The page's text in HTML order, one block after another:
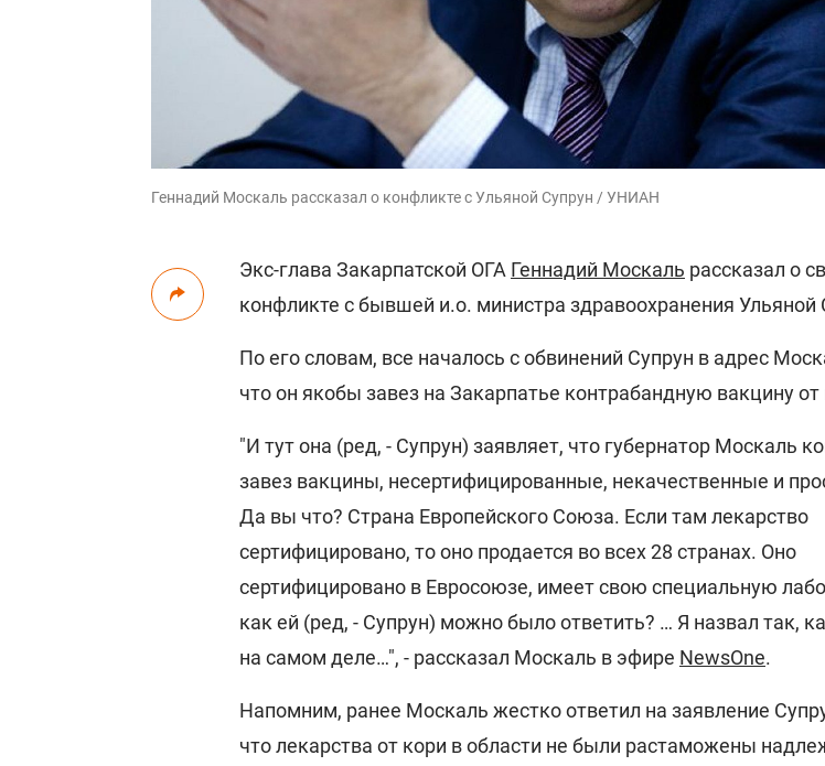
Геннадий Москаль рассказал о конфликте с Ульяной Супрун / УНИАН
Экс-глава Закарпатской ОГА Геннадий Москаль рассказал о
конфликте с бывшей и.о. министра здравоохранения Ульяной
По его словам, все началось с обвинений Супрун в адрес
что он якобы завез на Закарпатье контрабандную вакцину от
"И тут она (ред, - Супрун) заявляет, что губернатор Москаль
завез вакцины, несертифицированные, некачественные и
Да вы что? Страна Европейского Союза. Если там лекарство
сертифицировано, то оно продается во всех 28 странах. Оно
сертифицировано в Евросоюзе, имеет свою специальную
как ей (ред, - Супрун) можно было ответить? … Я назвал так,
на самом деле…", - рассказал Москаль в эфире NewsOne.
Напомним, ранее Москаль жестко ответил на заявление
что лекарства от кори в области не были растаможены